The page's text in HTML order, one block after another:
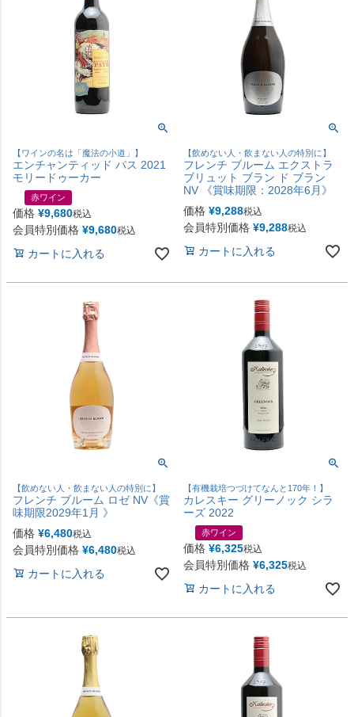
【ワインの名は「魔法の小道」】
エンチャンティッド パス 2021
モリードゥーカー
赤ワイン
価格 ¥9,680税込
会員特別価格 ¥9,680税込
カートに入れる
【飲めない人・飲まない人の特別に】
フレンチ ブルーム エクストラ
ブリュット ブラン ド ブラン
NV 《賞味期限：2028年6月》
価格 ¥9,288税込
会員特別価格 ¥9,288税込
カートに入れる
【飲めない人・飲まない人の特別に】
フレンチ ブルーム ロゼ NV《賞
味期限2029年1月 》
価格 ¥6,480税込
会員特別価格 ¥6,480税込
カートに入れる
【有機栽培つづけてなんと170年！】
カレスキー グリーノック シラ
ーズ 2022
赤ワイン
価格 ¥6,325税込
会員特別価格 ¥6,325税込
カートに入れる